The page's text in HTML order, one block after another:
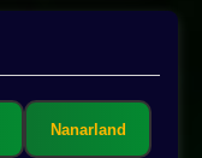
Nanarland